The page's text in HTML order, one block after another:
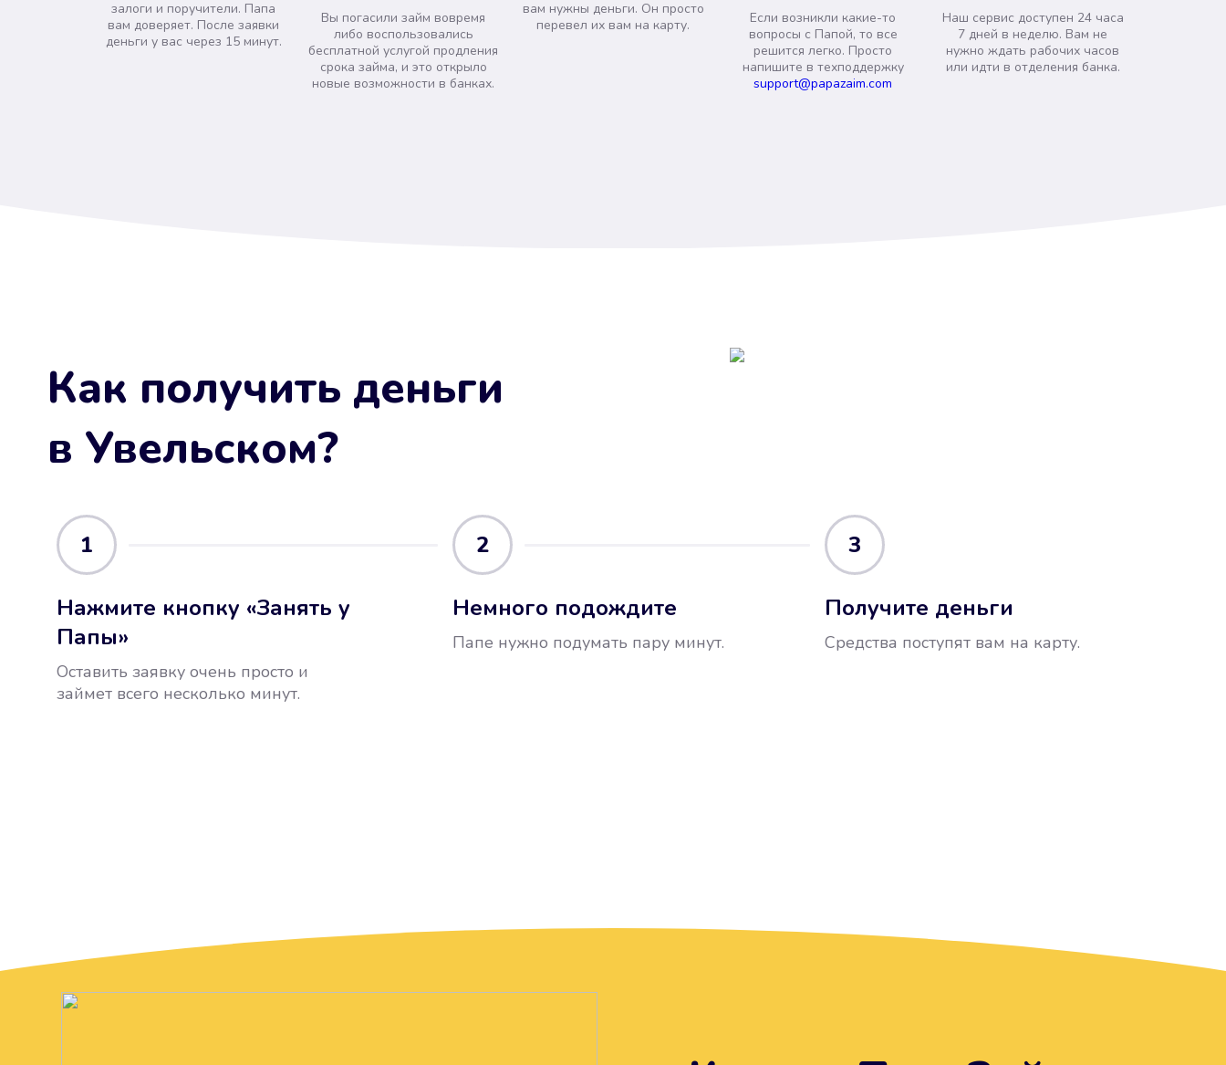
залоги и поручители. Папа
вам доверяет. После заявки
деньги у вас через 15 минут.
Вы погасили займ вовремя
либо воспользовались
бесплатной услугой продления
срока займа, и это открыло
новые возможности в банках.
вам нужны деньги. Он просто
перевел их вам на карту.
Если возникли какие-то
вопросы с Папой, то все
решится легко. Просто
напишите в техподдержку
support@papazaim.com
Наш сервис доступен 24 часа
7 дней в неделю. Вам не
нужно ждать рабочих часов
или идти в отделения банка.
Как получить деньги
в Увельском?
1
Нажмите кнопку «Занять у
Папы»
Оставить заявку очень просто и
займет всего несколько минут.
2
Немного подождите
Папе нужно подумать пару минут.
3
Получите деньги
Средства поступят вам на карту.